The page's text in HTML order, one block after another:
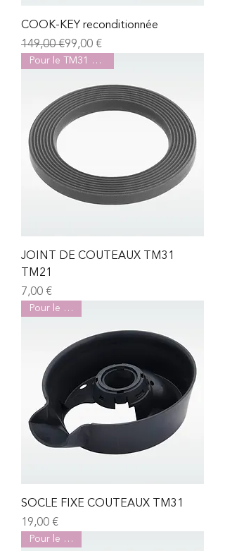
COOK-KEY reconditionnée
Prix original
149,00 €
Prix promotionnel
99,00 €
Pour le TM31 et TM21
JOINT DE COUTEAUX TM31
TM21
Prix
7,00 €
Pour le TM31
SOCLE FIXE COUTEAUX TM31
Prix
19,00 €
Pour le TM31